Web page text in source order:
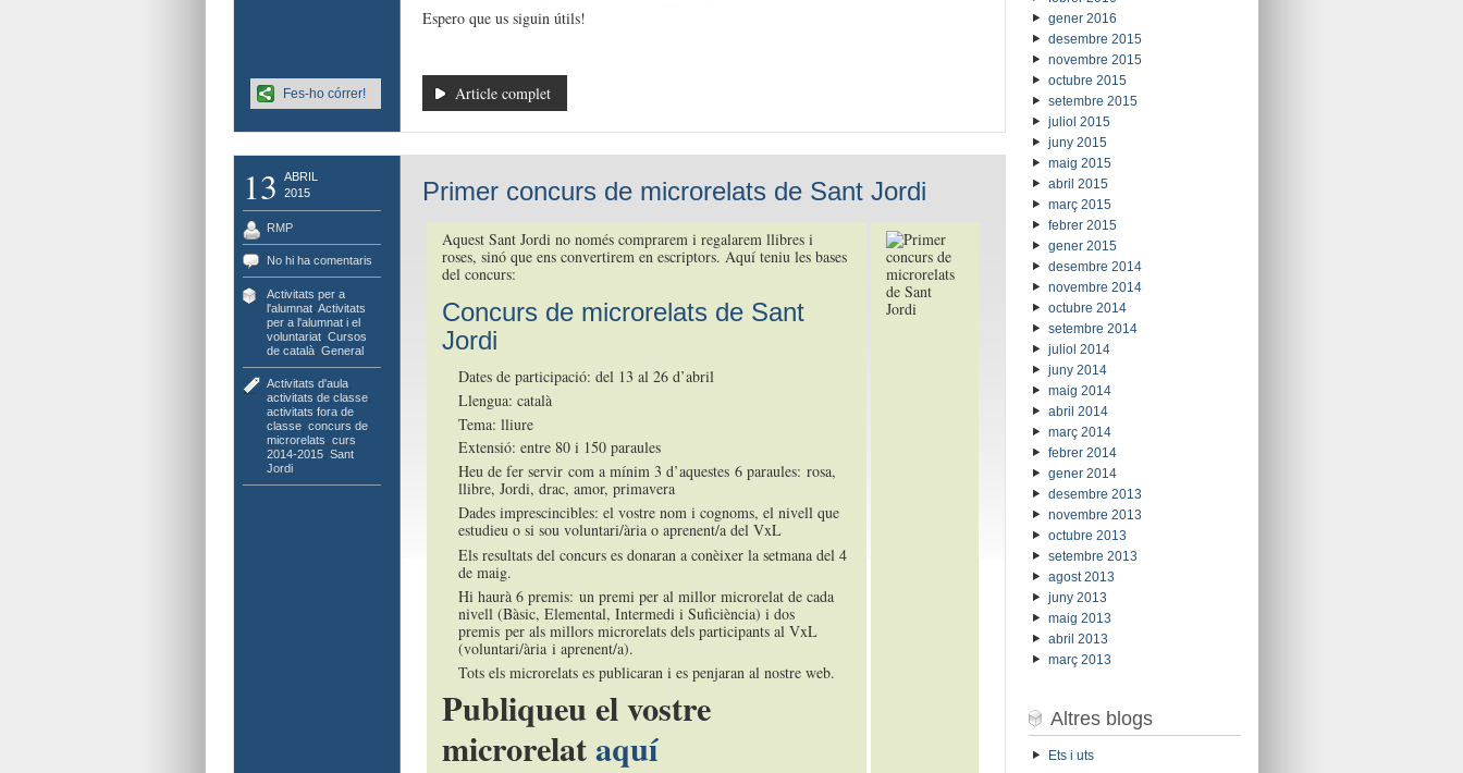
Espero que us siguin útils!
Article complet
Fes-ho córrer!
13
ABRIL
2015
RMP
No hi ha comentaris
Activitats per a
l'alumnat, Activitats
per a l'alumnat i el
voluntariat, Cursos
de català, General
Activitats d'aula,
activitats de classe,
activitats fora de
classe, concurs de
microrelats curs
2014-2015, Sant
Jordi
Primer concurs de microrelats de Sant Jordi
Aquest Sant Jordi no només comprarem i regalarem llibres i
roses, sinó que ens convertirem en escriptors. Aquí teniu les bases
del concurs:
Concurs de microrelats de Sant
Jordi
Dates de participació: del 13 al 26 d’abril
Llengua: català
Tema: lliure
Extensió: entre 80 i 150 paraules
Heu de fer servir com a mínim 3 d’aquestes 6 paraules: rosa,
llibre, Jordi, drac, amor, primavera
Dades imprescincibles: el vostre nom i cognoms, el nivell que
estudieu o si sou voluntari/ària o aprenent/a del VxL
Els resultats del concurs es donaran a conèixer la setmana del 4
de maig.
Hi haurà 6 premis: un premi per al millor microrelat de cada
nivell (Bàsic, Elemental, Intermedi i Suficiència) i dos
premis per als millors microrelats dels participants al VxL
(voluntari/ària i aprenent/a).
Tots els microrelats es publicaran i es penjaran al nostre web.
Publiqueu el vostre
microrelataquí
gener 2016
desembre 2015
novembre 2015
octubre 2015
setembre 2015
juliol 2015
juny 2015
maig 2015
abril 2015
març 2015
febrer 2015
gener 2015
desembre 2014
novembre 2014
octubre 2014
setembre 2014
juliol 2014
juny 2014
maig 2014
abril 2014
març 2014
febrer 2014
gener 2014
desembre 2013
novembre 2013
octubre 2013
setembre 2013
agost 2013
juny 2013
maig 2013
abril 2013
març 2013
Altres blogs
Ets i uts